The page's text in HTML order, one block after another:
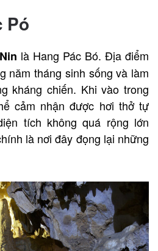
Pó
là Hang Pác Bó. Địa điểm
năm tháng sinh sống và làm
kháng chiến. Khi vào trong
cảm nhận được hơi thở tự
tích không quá rộng lớn
là nơi đây đọng lại những